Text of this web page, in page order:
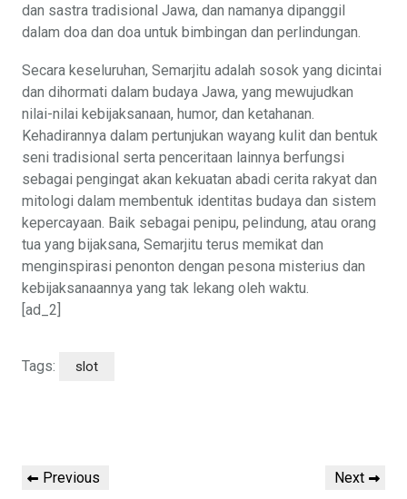
dan sastra tradisional Jawa, dan namanya dipanggil
dalam doa dan doa untuk bimbingan dan perlindungan.
Secara keseluruhan, Semarjitu adalah sosok yang dicintai
dan dihormati dalam budaya Jawa, yang mewujudkan
nilai-nilai kebijaksanaan, humor, dan ketahanan.
Kehadirannya dalam pertunjukan wayang kulit dan bentuk
seni tradisional serta penceritaan lainnya berfungsi
sebagai pengingat akan kekuatan abadi cerita rakyat dan
mitologi dalam membentuk identitas budaya dan sistem
kepercayaan. Baik sebagai penipu, pelindung, atau orang
tua yang bijaksana, Semarjitu terus memikat dan
menginspirasi penonton dengan pesona misterius dan
kebijaksanaannya yang tak lekang oleh waktu.
[ad_2]
Tags: slot
navigation
Previous
Previous
Next
Next